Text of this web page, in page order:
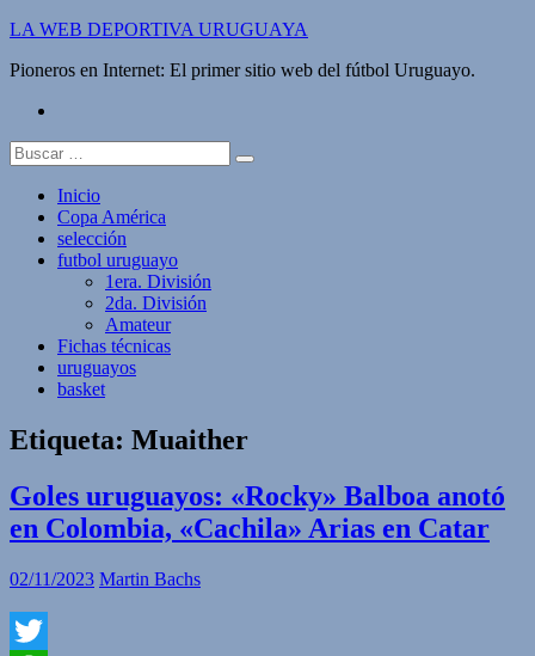
Saltar
contenido
LA WEB DEPORTIVA URUGUAYA
Pioneros en Internet: El primer sitio web del fútbol Uruguayo.
Buscar:
Inicio
Copa América
selección
futbol uruguayo
1era. División
2da. División
Amateur
Fichas técnicas
uruguayos
basket
Etiqueta: Muaither
Goles uruguayos: «Rocky» Balboa anotó
en Colombia, «Cachila» Arias en Catar
02/11/2023 Martin Bachs